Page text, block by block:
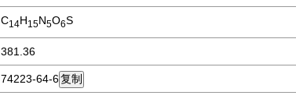
C14H15N5O6S
381.36
74223-64-6